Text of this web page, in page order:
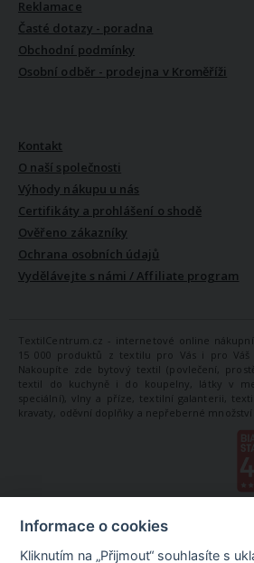
Reklamace
Časté dotazy - poradna
Obchodní podmínky
Osobní odběr - prodejna v Kroměříži
Kontakt
O naší společnosti
Výhody nákupu u nás
Certifikáty a prohlášení o shodě
Ověřeno zákazníky
Ochrana osobních údajů
Vydělávejte s námi / Affiliate program
TextilCentrum.cz - internetové online
15 000 produktů z textilu pro Vás i pro Váš
Nakoupíte zde bytový textil (povlečení,
textil do kuchyně i do koupelny, látky v
speciální), vlny a příze, textilní galanterii,
kravaty, oděvní doplňky a nepřeberné
Informace o cookies
Kliknutím na „Přijmout“ souhlasíte s